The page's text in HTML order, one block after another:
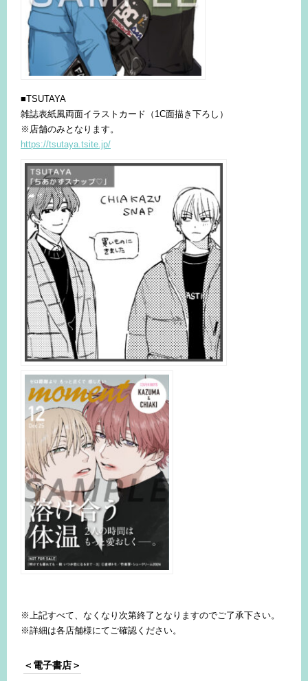
■TSUTAYA
雑誌表紙風両面イラストカード（1C面描き下ろし）
※店舗のみとなります。
https://tsutaya.tsite.jp/
※上記すべて、なくなり次第終了となりますのでご了承下さい。
※詳細は各店舗様にてご確認ください。
＜電子書店＞